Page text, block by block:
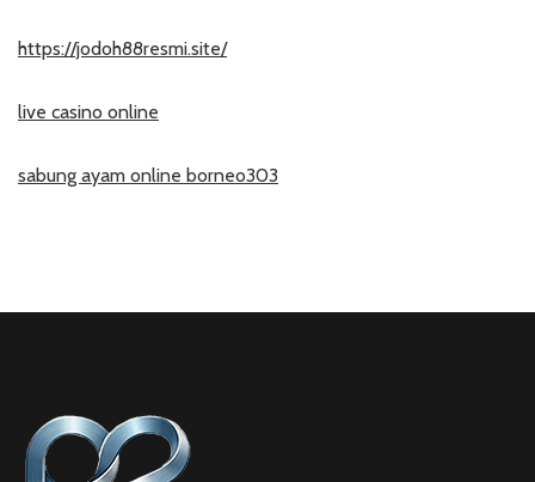
https://jodoh88resmi.site/
live casino online
sabung ayam online borneo303